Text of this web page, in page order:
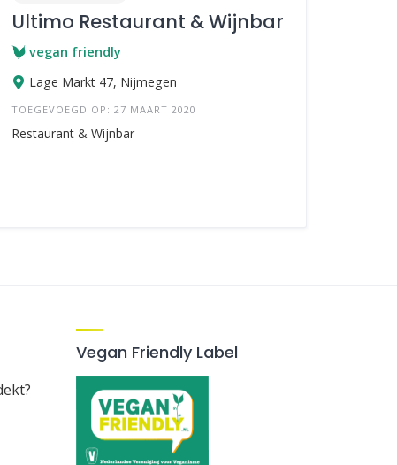
Ultimo Restaurant & Wijnbar
vegan friendly
Lage Markt 47, Nijmegen
TOEGEVOEGD OP: 27 MAART 2020
Restaurant & Wijnbar
Vegan Friendly Label